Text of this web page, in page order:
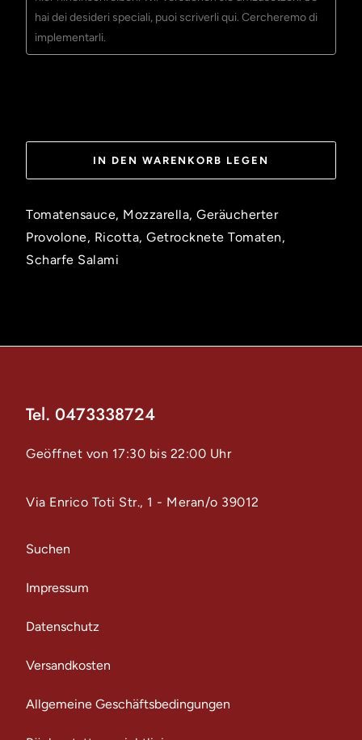
IN DEN WARENKORB LEGEN
Tomatensauce, Mozzarella, Geräucherter
Provolone, Ricotta, Getrocknete Tomaten,
Scharfe Salami
Tel. 0473338724
Geöffnet von 17:30 bis 22:00 Uhr
Via Enrico Toti Str., 1 - Meran/o 39012
Suchen
Impressum
Datenschutz
Versandkosten
Allgemeine Geschäftsbedingungen